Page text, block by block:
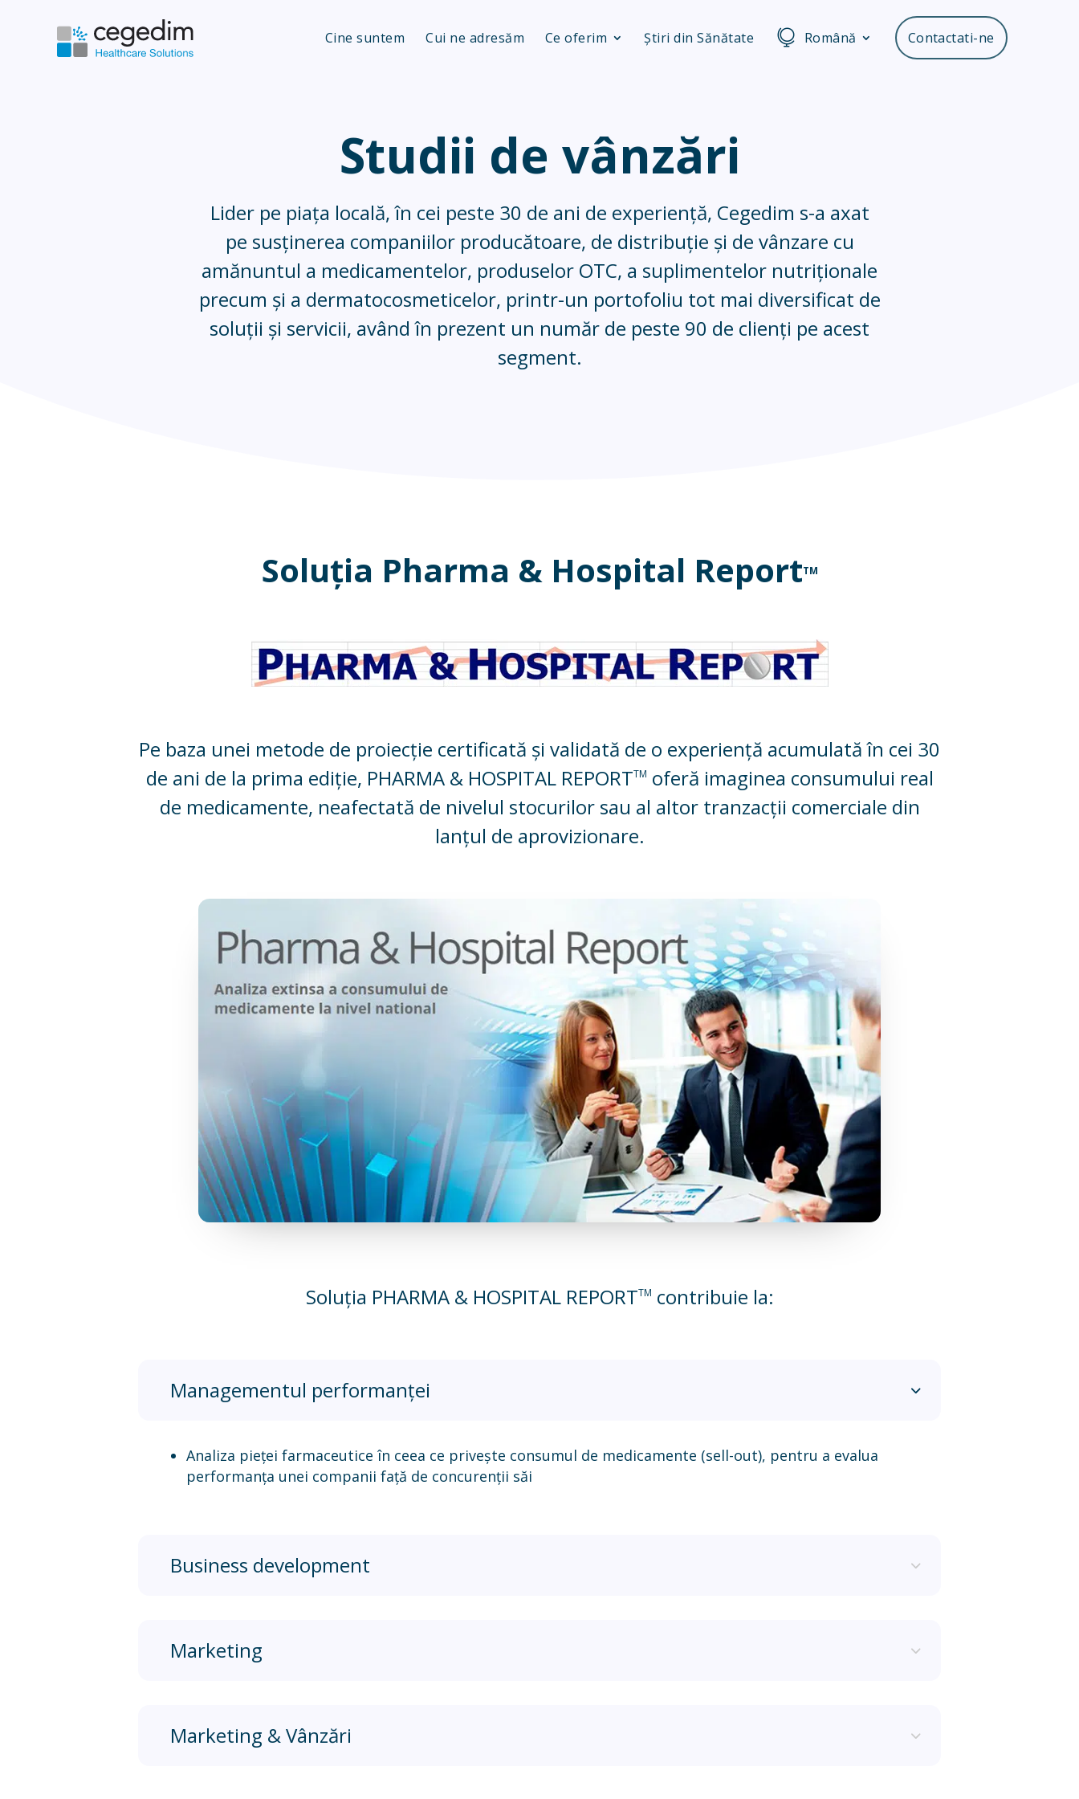
Cine suntem Cui ne adresăm Ce oferim Știri din Sănătate Contactati-ne
Română
Studii de vânzări
Lider pe piața locală, în cei peste 30 de ani de experiență, Cegedim s-a axat
pe susținerea companiilor producătoare, de distribuție și de vânzare cu
amănuntul a medicamentelor, produselor OTC, a suplimentelor nutriționale
precum și a dermatocosmeticelor, printr-un portofoliu tot mai diversificat de
soluții și servicii, având în prezent un număr de peste 90 de clienți pe acest
segment.
Soluția Pharma & Hospital ReportTM
Pe baza unei metode de proiecție certificată și validată de o experiență acumulată în cei 30
de ani de la prima ediție, PHARMA & HOSPITAL REPORTTM oferă imaginea consumului real
de medicamente, neafectată de nivelul stocurilor sau al altor tranzacții comerciale din
lanțul de aprovizionare.
Soluția PHARMA & HOSPITAL REPORTTM contribuie la:
Managementul performanței
Analiza pieței farmaceutice în ceea ce privește consumul de medicamente (sell-out), pentru a evalua
performanța unei companii față de concurenții săi
Business development
Marketing
Marketing & Vânzări